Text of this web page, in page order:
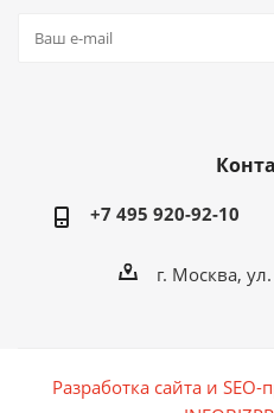
+7 495 920-92-10
г. Москва,
Разработка сайта и